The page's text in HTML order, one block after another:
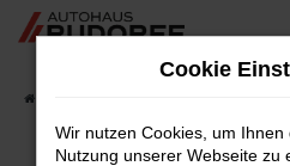
Zum
Cookie
Wir nutzen Cookies, um
Nutzung unserer Webseite zu